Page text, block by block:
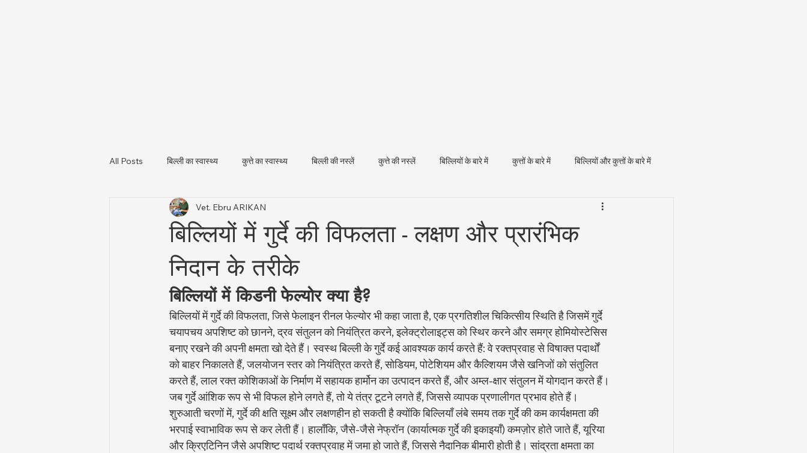
All Posts बिल्ली का स्वास्थ्य कुत्ते का स्वास्थ्य बिल्ली की नस्लें कुत्ते की नस्लें बिल्लियों के बारे में कुत्तों के बारे में बिल्लियों और कुत्तों के बारे में
पशु स्वास्थ्य और नियामकीय अपडेट पशुधन स्वास्थ्य
बिल्लियों में गुर्दे की विफलता - लक्षण और प्रारंभिक
निदान के तरीके
Vet. Ebru ARIKAN
बिल्लियों में किडनी फेल्योर क्या है?
बिल्लियों में गुर्दे की विफलता, जिसे फेलाइन रीनल फेल्योर भी कहा जाता है, एक प्रगतिशील चिकित्सीय स्थिति है जिसमें गुर्दे
चयापचय अपशिष्ट को छानने, द्रव संतुलन को नियंत्रित करने, इलेक्ट्रोलाइट्स को स्थिर करने और समग्र होमियोस्टेसिस
बनाए रखने की अपनी क्षमता खो देते हैं। स्वस्थ बिल्ली के गुर्दे कई आवश्यक कार्य करते हैं: वे रक्तप्रवाह से विषाक्त पदार्थों
को बाहर निकालते हैं, जलयोजन स्तर को नियंत्रित करते हैं, सोडियम, पोटेशियम और कैल्शियम जैसे खनिजों को संतुलित
करते हैं, लाल रक्त कोशिकाओं के निर्माण में सहायक हार्मोन का उत्पादन करते हैं, और अम्ल-क्षार संतुलन में योगदान करते हैं।
जब गुर्दे आंशिक रूप से भी विफल होने लगते हैं, तो ये तंत्र टूटने लगते हैं, जिससे व्यापक प्रणालीगत प्रभाव होते हैं।
शुरुआती चरणों में, गुर्दे की क्षति सूक्ष्म और लक्षणहीन हो सकती है क्योंकि बिल्लियाँ लंबे समय तक गुर्दे की कम कार्यक्षमता की
भरपाई स्वाभाविक रूप से कर लेती हैं। हालाँकि, जैसे-जैसे नेफ्रॉन (कार्यात्मक गुर्दे की इकाइयाँ) कमज़ोर होते जाते हैं, यूरिया
और क्रिएटिनिन जैसे अपशिष्ट पदार्थ रक्तप्रवाह में जमा हो जाते हैं, जिससे नैदानिक बीमारी होती है। सांद्रता क्षमता का